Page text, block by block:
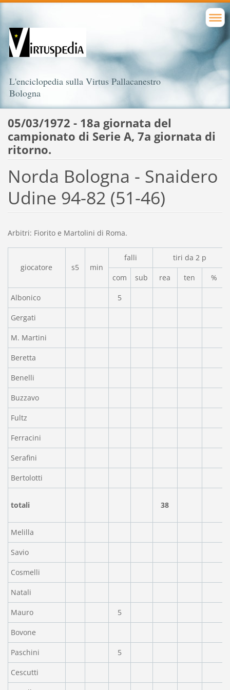
L'enciclopedia sulla Virtus Pallacanestro
Bologna
05/03/1972 - 18a giornata del
campionato di Serie A, 7a giornata di
ritorno.
Norda Bologna - Snaidero
Udine 94-82 (51-46)
Arbitri: Fiorito e Martolini di Roma.
giocatore s5 min
falli tiri da 2 p
com sub rea ten %
Albonico 5
Gergati
M. Martini
Beretta
Benelli
Buzzavo
Fultz
Ferracini
Serafini
Bertolotti
totali 38
Melilla
Savio
Cosmelli
Natali
Mauro 5
Bovone
Paschini 5
Cescutti